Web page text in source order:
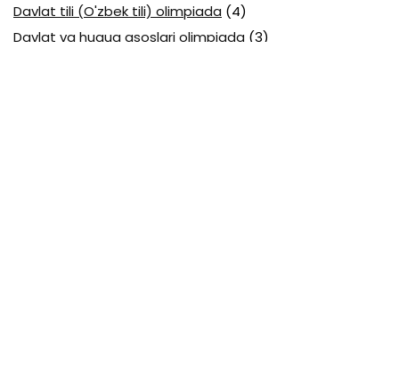
Davlat tili (O'zbek tili) olimpiada (4)
Davlat va huquq asoslari olimpiada (3)